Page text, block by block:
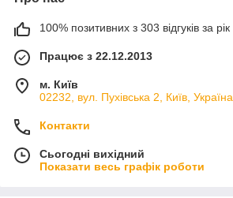
100% позитивних з 303 відгуків за рік
Працює з 22.12.2013
м. Київ
02232, вул. Пухівська 2, Київ, Україна
Контакти
Сьогодні вихідний
Показати весь графік роботи